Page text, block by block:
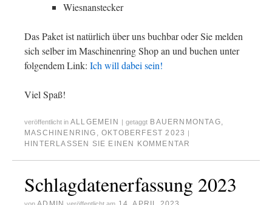
Wiesnanstecker
Das Paket ist natürlich über uns buchbar oder Sie melden
sich selber im Maschinenring Shop an und buchen unter
folgendem Link: Ich will dabei sein!
Viel Spaß!
veröffentlicht in ALLGEMEIN getaggt BAUERNMONTAG,
MASCHINENRING ,OKTOBERFEST 2023
HINTERLASSEN SIE EINEN KOMMENTAR
Schlagdatenerfassung 2023